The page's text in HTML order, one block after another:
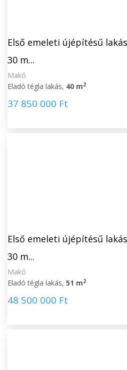
Első emeleti újépítésű
30 m...
Makó
Eladó tégla lakás, 40 m2
37 850 000 Ft
Első emeleti újépítésű
30 m...
Makó
Eladó tégla lakás, 51 m2
48 500 000 Ft